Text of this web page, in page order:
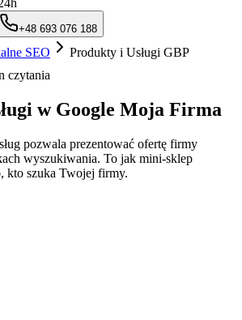
+48 693 076 188
SEO
Produkty i Usługi GBP
czytania
w Google Moja Firma
pozwala prezentować ofertę firmy
wyszukiwania. To jak mini-sklep
kto szuka Twojej firmy.